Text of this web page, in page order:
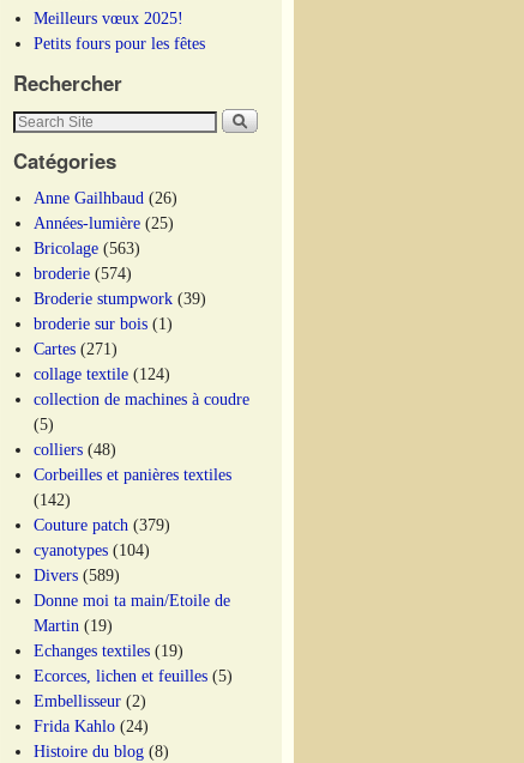
Meilleurs vœux 2025!
Petits fours pour les fêtes
Rechercher
Catégories
Anne Gailhbaud (26)
Années-lumière (25)
Bricolage (563)
broderie (574)
Broderie stumpwork (39)
broderie sur bois (1)
Cartes (271)
collage textile (124)
collection de machines à coudre
(5)
colliers (48)
Corbeilles et panières textiles
(142)
Couture patch (379)
cyanotypes (104)
Divers (589)
Donne moi ta main/Etoile de
Martin (19)
Echanges textiles (19)
Ecorces, lichen et feuilles (5)
Embellisseur (2)
Frida Kahlo (24)
Histoire du blog (8)